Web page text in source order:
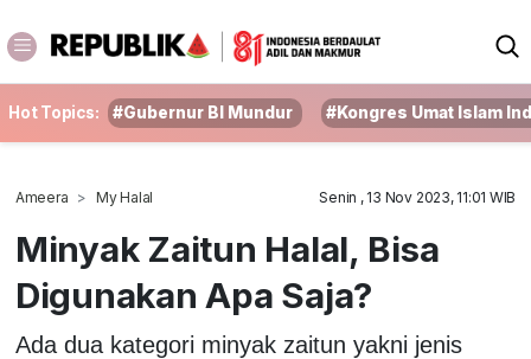
Hot Topics: #Gubernur BI Mundur #Kongres Umat Islam
Ameera My Halal Senin , 13 Nov 2023, 11:01 WIB
Minyak Zaitun Halal, Bisa
Digunakan Apa Saja?
Ada dua kategori minyak zaitun yakni jenis